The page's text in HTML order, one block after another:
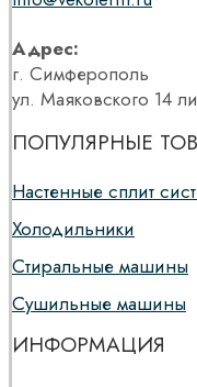
Адрес:
г. Симферополь
ул. Маяковского 14
ПОПУЛЯРНЫЕ
Настенные сплит
Холодильники
Стиральные машины
Сушильные машины
ИНФОРМАЦИЯ